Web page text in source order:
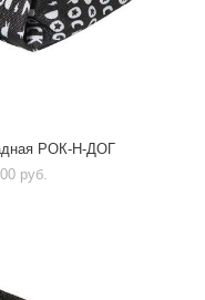
РОК-Н-ДОГ
pуб.